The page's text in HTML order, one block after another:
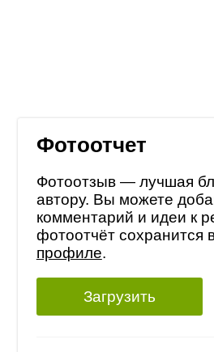
Фотоотчет
Фотоотзыв — лучшая
автору. Вы можете
комментарий и идеи к
фотоотчёт сохранится
профиле.
Загрузить